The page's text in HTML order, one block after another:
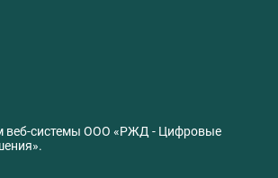
веб-системы ООО «РЖД - Цифровые